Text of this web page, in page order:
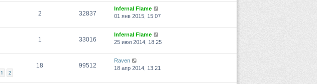
2 32837
Infernal Flame
01 янв 2015, 15:07
1 33016
Infernal Flame
25 июл 2014, 18:25
1 2
18 99512
Raven
18 апр 2014, 13:21